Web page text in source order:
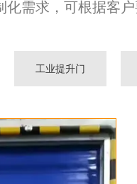
化需求，可根据客
工业提升门